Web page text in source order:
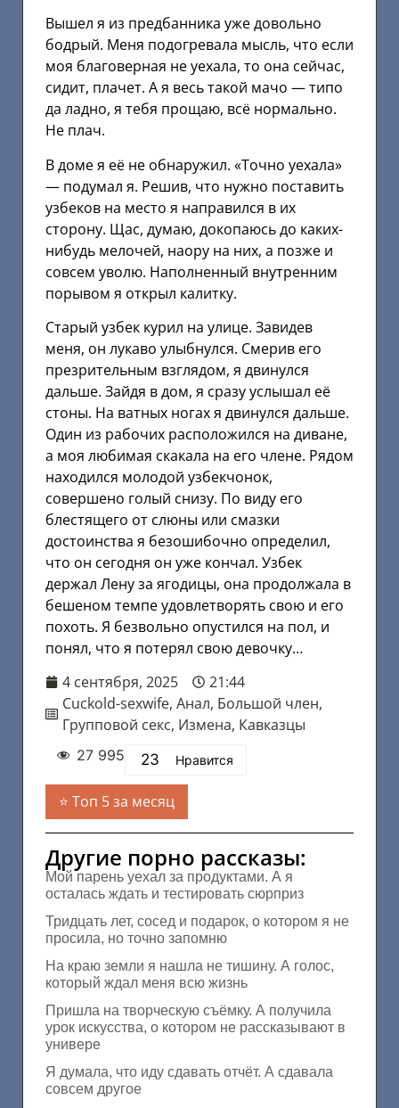
Вышел я из предбанника уже довольно
бодрый. Меня подогревала мысль, что если
моя благоверная не уехала, то она сейчас,
сидит, плачет. А я весь такой мачо — типо
да ладно, я тебя прощаю, всё нормально.
Не плач.
В доме я её не обнаружил. «Точно уехала»
— подумал я. Решив, что нужно поставить
узбеков на место я направился в их
сторону. Щас, думаю, докопаюсь до каких-
нибудь мелочей, наору на них, а позже и
совсем уволю. Наполненный внутренним
порывом я открыл калитку.
Старый узбек курил на улице. Завидев
меня, он лукаво улыбнулся. Смерив его
презрительным взглядом, я двинулся
дальше. Зайдя в дом, я сразу услышал её
стоны. На ватных ногах я двинулся дальше.
Один из рабочих расположился на диване,
а моя любимая скакала на его члене. Рядом
находился молодой узбекчонок,
совершено голый снизу. По виду его
блестящего от слюны или смазки
достоинства я безошибочно определил,
что он сегодня он уже кончал. Узбек
держал Лену за ягодицы, она продолжала в
бешеном темпе удовлетворять свою и его
похоть. Я безвольно опустился на пол, и
понял, что я потерял свою девочку…
4 сентября, 2025
21:44
Cuckold-sexwife, Анал, Большой член,
Групповой секс, Измена, Кавказцы
27 995 23 Нравится
Топ 5 за месяц
Другие порно рассказы:
Мой парень уехал за продуктами. А я
осталась ждать и тестировать сюрприз
Тридцать лет, сосед и подарок, о котором я не
просила, но точно запомню
На краю земли я нашла не тишину. А голос,
который ждал меня всю жизнь
Пришла на творческую съёмку. А получила
урок искусства, о котором не рассказывают в
универе
Я думала, что иду сдавать отчёт. А сдавала
совсем другое